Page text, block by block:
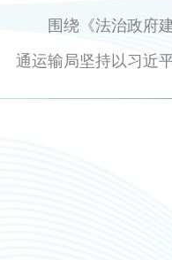
围绕《法治政府建
通运输局坚持以习近
全面贯彻落实党的二